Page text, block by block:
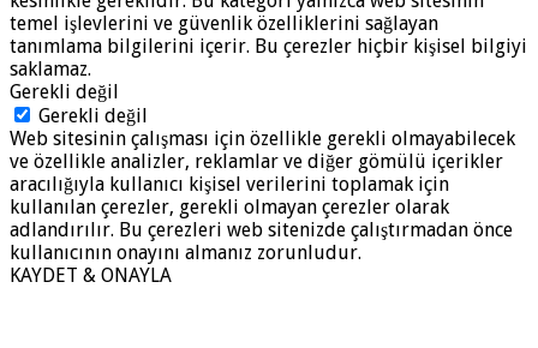
temel işlevlerini ve güvenlik özelliklerini sağlayan
tanımlama bilgilerini içerir. Bu çerezler hiçbir kişisel bilgiyi
saklamaz.
Gerekli değil
Gerekli değil
Web sitesinin çalışması için özellikle gerekli olmayabilecek
ve özellikle analizler, reklamlar ve diğer gömülü içerikler
aracılığıyla kullanıcı kişisel verilerini toplamak için
kullanılan çerezler, gerekli olmayan çerezler olarak
adlandırılır. Bu çerezleri web sitenizde çalıştırmadan önce
kullanıcının onayını almanız zorunludur.
KAYDET & ONAYLA